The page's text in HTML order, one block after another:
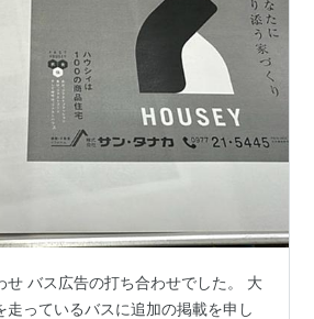
せ バス広告の打ち合わせでした。 大
走っているバスに追加の掲載を申し